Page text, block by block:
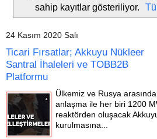
sahip kayıtlar gösteriliyor.
24 Kasım 2020 Salı
Ticari Fırsatlar; Akkuyu Nükleer
Santral İhaleleri ve TOBB2B
Platformu
Ülkemiz ve Rusya
anlaşma ile her biri 1200
reaktörden oluşacak
kurulmasına...